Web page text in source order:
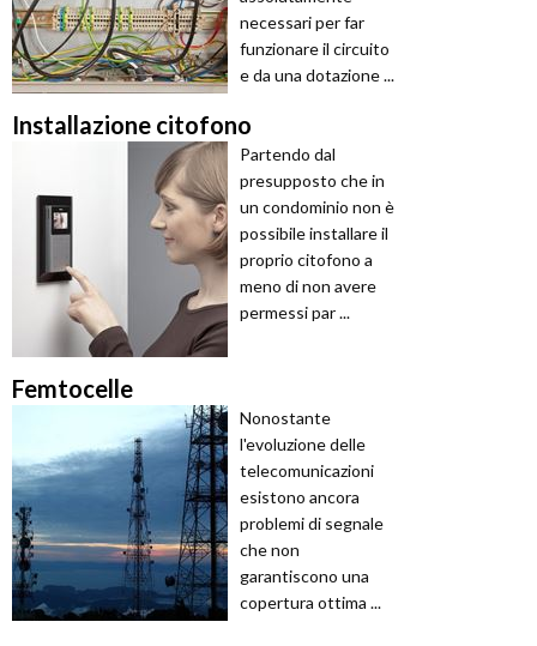
necessari per far
funzionare il circuito
e da una dotazione ...
Installazione citofono
Partendo dal
presupposto che in
un condominio non è
possibile installare il
proprio citofono a
meno di non avere
permessi par ...
Femtocelle
Nonostante
l'evoluzione delle
telecomunicazioni
esistono ancora
problemi di segnale
che non
garantiscono una
copertura ottima ...